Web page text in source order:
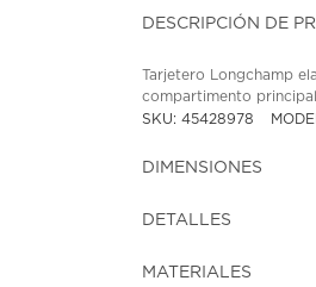
DESCRIPCIÓN DE
Tarjetero Longchamp
compartimento
SKU: 45428978
DIMENSIONES
DETALLES
MATERIALES